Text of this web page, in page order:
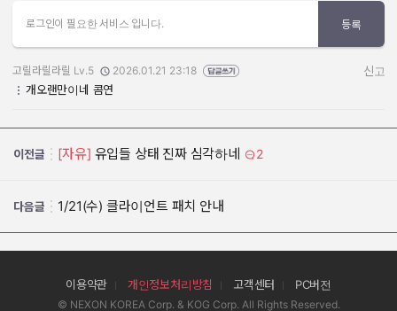
로그인이 필요한 서비스 입니다. 등록
작성자:
고릴라릴라릴 Lv.5
작성일:
2026.01.21 23:18
신고
개오랜만이네 콤연
이전글 [자유] 유입들 상태 진짜 심각하네 2
다음글 1/21(수) 클라이언트 패치 안내
이용약관 개인정보처리방침 고객센터 PC버전
© NEXON KOREA Corp. & KOG Corp. All Rights Reserved.